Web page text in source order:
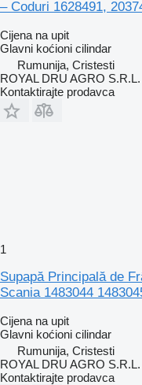
– Coduri 1628491,
Cijena na upit
Glavni koćioni cilindar
Rumunija, Cristesti
ROYAL DRU AGRO S.R.L.
Kontaktirajte prodavca
1
Supapă Principală de
Scania 1483044
Cijena na upit
Glavni koćioni cilindar
Rumunija, Cristesti
ROYAL DRU AGRO S.R.L.
Kontaktirajte prodavca